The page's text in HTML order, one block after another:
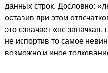
данных строк. Дословно:
оставив при этом
это означает «не запачкав,
не испортив то самое
возможно и иное